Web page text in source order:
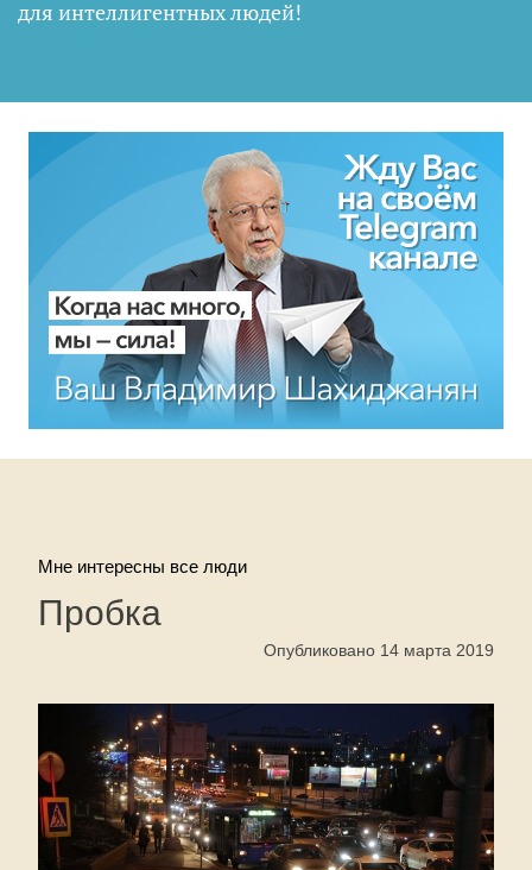
для интеллигентных людей!
Мне интересны все люди
Пробка
Опубликовано 14 марта 2019